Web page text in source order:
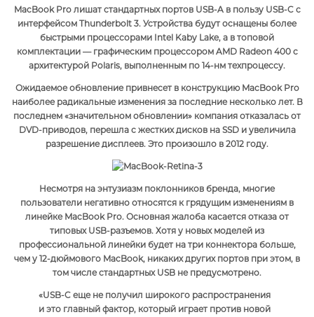
MacBook Pro лишат стандартных портов USB-A в пользу USB-C с
интерфейсом Thunderbolt 3. Устройства будут оснащены более
быстрыми процессорами Intel Kaby Lake, а в топовой
комплектации — графическим процессором AMD Radeon 400 с
архитектурой Polaris, выполненным по 14-нм техпроцессу.
Ожидаемое обновление привнесет в конструкцию MacBook Pro
наиболее радикальные изменения за последние несколько лет. В
последнем «значительном обновлении» компания отказалась от
DVD-приводов, перешла с жестких дисков на SSD и увеличила
разрешение дисплеев. Это произошло в 2012 году.
Несмотря на энтузиазм поклонников бренда, многие
пользователи негативно относятся к грядущим изменениям в
линейке MacBook Pro. Основная жалоба касается отказа от
типовых USB-разъемов. Хотя у новых моделей из
профессиональной линейки будет на три коннектора больше,
чем у 12-дюймового MacBook, никаких других портов при этом, в
том числе стандартных USB не предусмотрено.
«USB-C еще не получил широкого распространения
и это главный фактор, который играет против новой